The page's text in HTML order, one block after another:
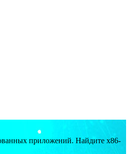
приложений. Найдите x86-